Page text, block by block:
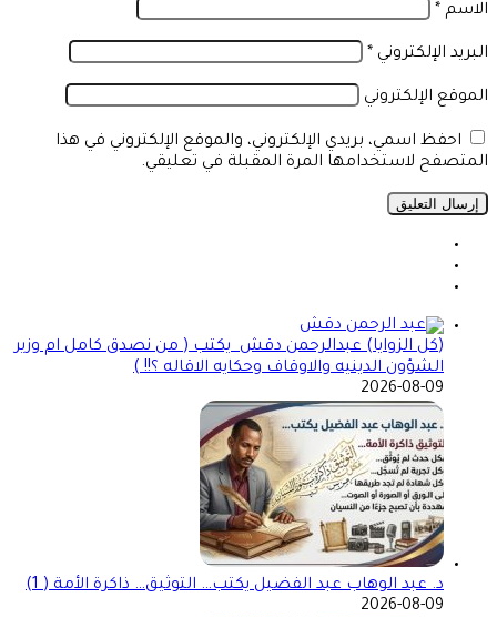
الاسم *
البريد الإلكتروني *
الموقع الإلكتروني
احفظ اسمي، بريدي الإلكتروني، والموقع الإلكتروني في هذا
المتصفح لاستخدامها المرة المقبلة في تعليقي.
(كل الزوايا) عبدالرحمن دقش يكتب ( من نصدق كامل ام وزير
الشؤون الدينيه والاوقاف وحكايه الاقاله ؟!! )
2026-08-09
د. عبد الوهاب عبد الفضيل يكتب… التوثيق… ذاكرة الأمة ( 1)
2026-08-09